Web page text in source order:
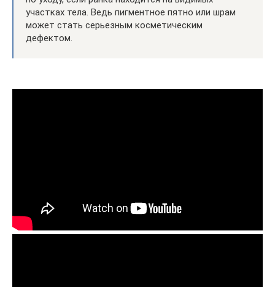
участках тела. Ведь пигментное пятно или шрам
может стать серьезным косметическим
дефектом.